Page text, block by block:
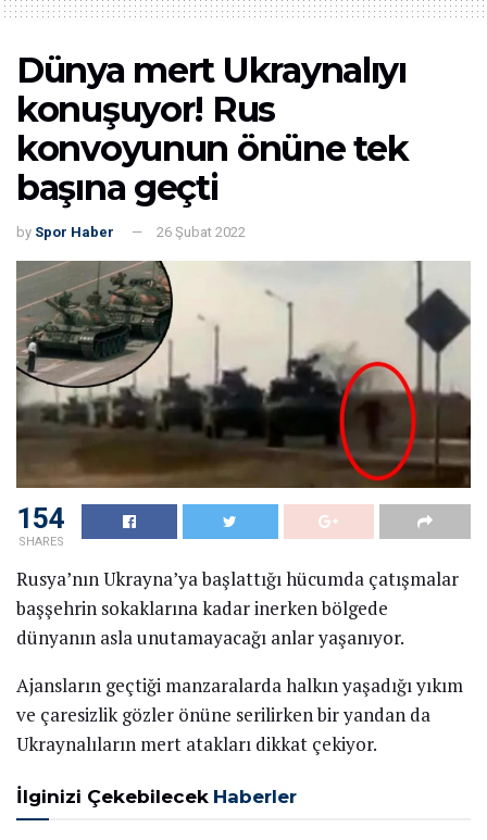
Dünya mert Ukraynalıyı
konuşuyor! Rus
konvoyunun önüne tek
başına geçti
by Spor Haber 26 Şubat 2022
154
SHARES
Rusya’nın Ukrayna’ya başlattığı hücumda çatışmalar
başşehrin sokaklarına kadar inerken bölgede
dünyanın asla unutamayacağı anlar yaşanıyor.
Ajansların geçtiği manzaralarda halkın yaşadığı yıkım
ve çaresizlik gözler önüne serilirken bir yandan da
Ukraynalıların mert atakları dikkat çekiyor.
İlginizi Çekebilecek Haberler